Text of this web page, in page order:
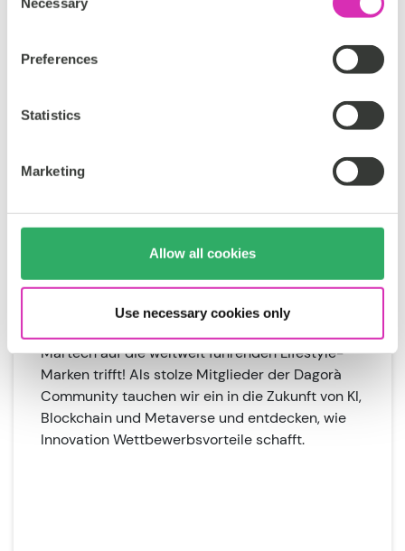
Selection
Preferences
Statistics
Marketing
Allow all cookies
Use necessary cookies only
Dagorà Lifestyle
Innovationstag
Nehmen Sie an der vierten Ausgabe des
Martech auf die weltweit führenden Lifestyle-
Marken trifft! Als stolze Mitglieder der Dagorà
Community tauchen wir ein in die Zukunft von KI,
Blockchain und Metaverse und entdecken, wie
Innovation Wettbewerbsvorteile schafft.